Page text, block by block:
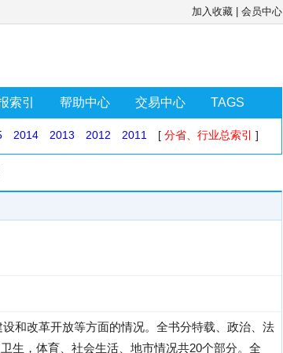
加入收藏 会员中心
索引 帮助中心 交易中心 TAGS
2014 2013 2012 2011 [ 分省、行业总索引 ]
和改革开放等方面的情况。全书分特载、政治、法
生，体育、社会生活、地市情况共20个部分。全